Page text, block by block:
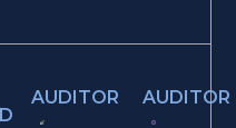
AUDITOR AUDITOR